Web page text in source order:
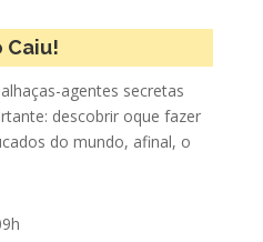
Caiu!
agentes secretas
descobrir oque fazer
do mundo, afinal, o